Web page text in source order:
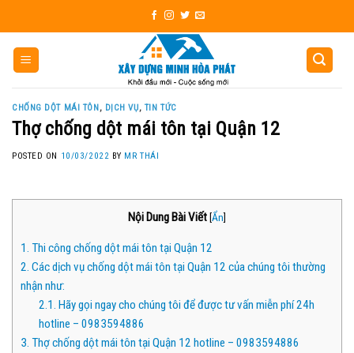
to
content
CHỐNG DỘT MÁI TÔN, DỊCH VỤ, TIN TỨC
Thợ chống dột mái tôn tại Quận 12
POSTED ON 10/03/2022 BY MR THÁI
Nội Dung Bài Viết[Ẩn]
1. Thi công chống dột mái tôn tại Quận 12
2. Các dịch vụ chống dột mái tôn tại Quận 12 của chúng tôi thường
nhận như:
2.1. Hãy gọi ngay cho chúng tôi để được tư vấn miễn phí 24h
hotline – 0983594886
3. Thợ chống dột mái tôn tại Quận 12 hotline – 0983594886